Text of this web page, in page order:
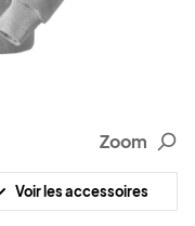
Zoom
Voir les accessoires